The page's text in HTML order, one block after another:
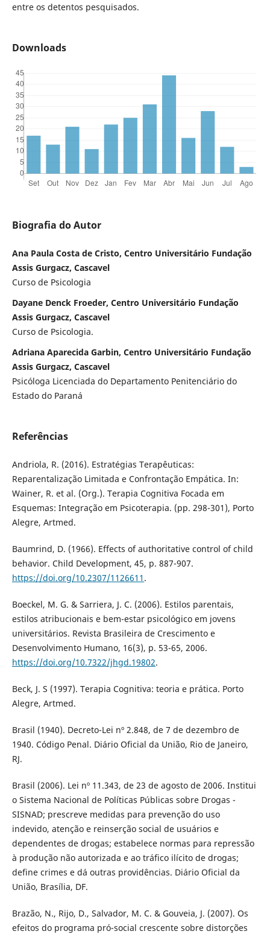
entre os detentos pesquisados.
Downloads
Biografia do Autor
Ana Paula Costa de Cristo, Centro Universitário Fundação
Assis Gurgacz, Cascavel
Curso de Psicologia
Dayane Denck Froeder, Centro Universitário Fundação
Assis Gurgacz, Cascavel
Curso de Psicologia.
Adriana Aparecida Garbin, Centro Universitário Fundação
Assis Gurgacz, Cascavel
Psicóloga Licenciada do Departamento Penitenciário do
Estado do Paraná
Referências
Andriola, R. (2016). Estratégias Terapêuticas:
Reparentalização Limitada e Confrontação Empática. In:
Wainer, R. et al. (Org.). Terapia Cognitiva Focada em
Esquemas: Integração em Psicoterapia. (pp. 298-301), Porto
Alegre, Artmed.
Baumrind, D. (1966). Effects of authoritative control of child
behavior. Child Development, 45, p. 887-907.
https://doi.org/10.2307/1126611 .
Boeckel, M. G. & Sarriera, J. C. (2006). Estilos parentais,
estilos atribucionais e bem-estar psicológico em jovens
universitários. Revista Brasileira de Crescimento e
Desenvolvimento Humano, 16(3), p. 53-65, 2006.
https://doi.org/10.7322/jhgd.19802.
Beck, J. S (1997). Terapia Cognitiva: teoria e prática. Porto
Alegre, Artmed.
Brasil (1940). Decreto-Lei nº 2.848, de 7 de dezembro de
1940. Código Penal. Diário Oficial da União, Rio de Janeiro,
RJ.
Brasil (2006). Lei nº 11.343, de 23 de agosto de 2006. Institui
o Sistema Nacional de Políticas Públicas sobre Drogas -
SISNAD; prescreve medidas para prevenção do uso
indevido, atenção e reinserção social de usuários e
dependentes de drogas; estabelece normas para repressão
à produção não autorizada e ao tráfico ilícito de drogas;
define crimes e dá outras providências. Diário Oficial da
União, Brasília, DF.
Brazão, N., Rijo, D., Salvador, M. C. & Gouveia, J. (2007). Os
efeitos do programa pró-social crescente sobre distorções